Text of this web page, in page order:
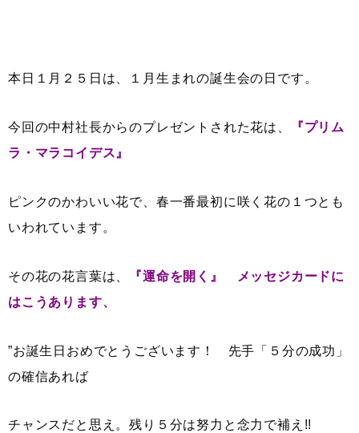
本日１月２５日は、１月生まれの誕生会の日です。
今回の中村社長からのプレゼントされた花は、
『プリム
ラ・マラコイデス』
ピンクのかわいい花で、春一番最初に咲く花の１つとも
いわれています。
その花の花言葉は、
『運命を開く』 メッセジカードに
はこうあります、
”お誕生日おめでとうございます！ 先手「５分の成功」
の確信あれば
チャンスだと思え。残り５分は努力と念力で補え!!